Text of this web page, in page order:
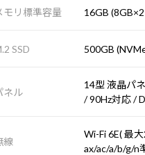
モリ標準容量 16GB
SSD 500GB
ネル
14型 液晶パ
/ 90Hz対応 /
線
Wi-Fi 6E( 最
ax/ac/a/b/g/n